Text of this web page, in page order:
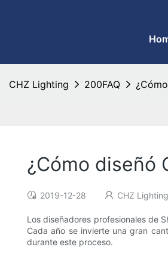
CHZ Lighting 200FAQ
¿Cómo diseñó
2019-12-28 CHZ Lighting
Los diseñadores profesionales de
Cada año se invierte una gran
durante este proceso.